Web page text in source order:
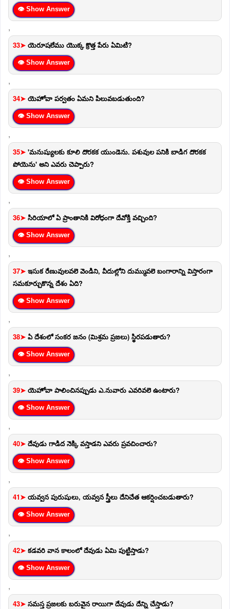
👁 Show Answer
,
33➤ యెరూషలేము యొక్క క్రొత్త పేరు ఏమిటి?
👁 Show Answer
,
34➤ యెహోవా పర్వతం ఏమని పిలువబడుతుంది?
👁 Show Answer
,
35➤ 'మనుష్యులకు కూలి దొరకక యుండెను. పశువుల పనికి బాడిగ దొరకక
పోయెను' అని ఎవరు చెప్పారు?
👁 Show Answer
,
36➤ సిరియాలో ఏ ప్రాంతానికి విరోధంగా దేవోక్తి వచ్చింది?
👁 Show Answer
,
37➤ ఇసుక రేణువులవలె వెండిని, వీదుల్లోని దుమ్మువలె బంగారాన్ని విస్తారంగా
సమకూర్చుకొన్న దేశం ఏది?
👁 Show Answer
,
38➤ ఏ దేశంలో సంకర జనం (మిశ్రమ ప్రజలు) స్థిరపడుతారు?
👁 Show Answer
,
39➤ యెహోవా పాలించినప్పుడు ఎ.నువారు ఎవరివలె ఉంటారు?
👁 Show Answer
,
40➤ దేవుడు గాడిద నెక్కి వస్తాడని ఎవరు ప్రవచించారు?
👁 Show Answer
,
41➤ యవ్వన పురుషులు, యవ్వన స్త్రీలు దేనిచేత ఆకర్షించబడుతారు?
👁 Show Answer
,
42➤ కడవరి వాన కాలంలో దేవుడు ఏమి పుట్టిస్తాడు?
👁 Show Answer
,
43➤ సమస్త ప్రజలకు బరువైన రాయిగా దేవుడు దేన్ని చేస్తాడు?